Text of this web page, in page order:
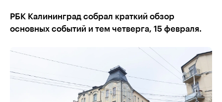
РБК Калининград собрал краткий обзор
основных событий и тем четверга, 15 февраля.